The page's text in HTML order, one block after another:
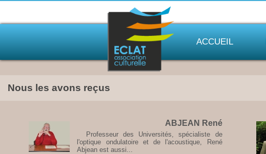
ACCUEIL
Nous les avons reçus
ABJEAN René
Professeur des Universités, spécialiste de
l'optique ondulatoire et de l'acoustique, René
Abjean est aussi...